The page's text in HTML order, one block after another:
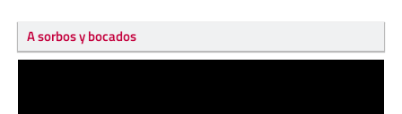
A sorbos y bocados